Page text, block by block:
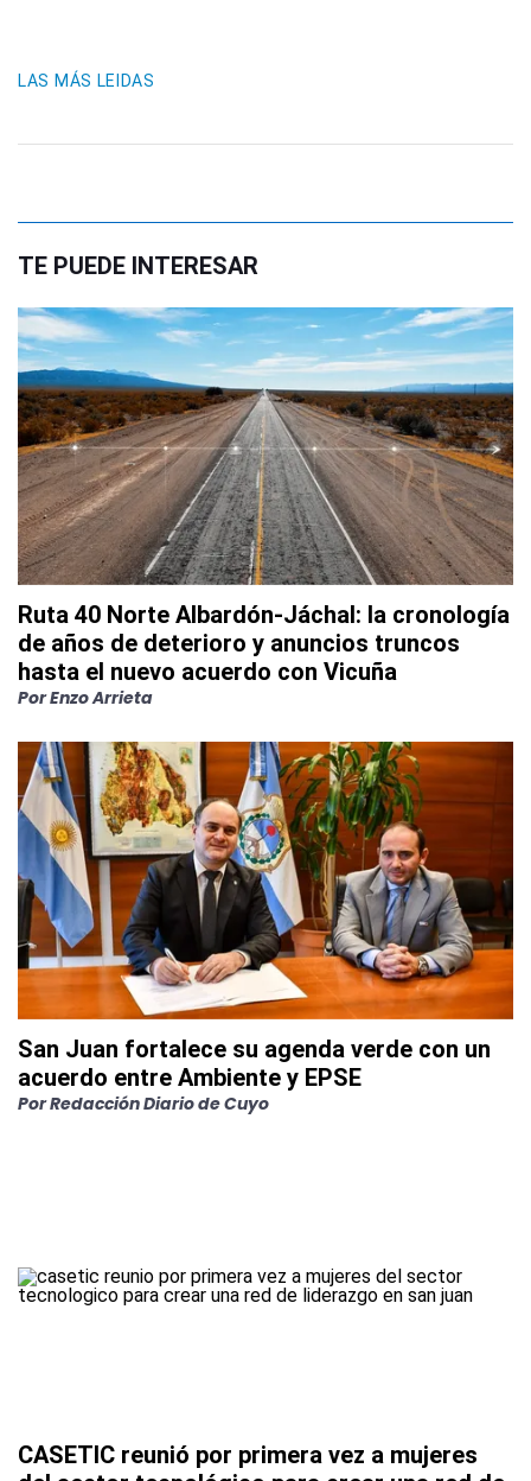
LAS MÁS LEIDAS
TE PUEDE INTERESAR
Ruta 40 Norte Albardón-Jáchal: la cronología
de años de deterioro y anuncios truncos
hasta el nuevo acuerdo con Vicuña
PorEnzo Arrieta
San Juan fortalece su agenda verde con un
acuerdo entre Ambiente y EPSE
PorRedacción Diario de Cuyo
CASETIC reunió por primera vez a mujeres